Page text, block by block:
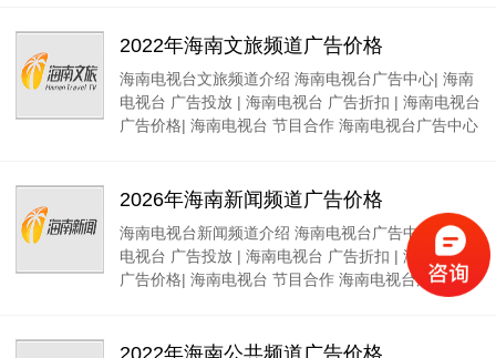
2022年海南文旅频道广告价格
海南电视台文旅频道介绍 海南电视台广告中心| 海南
电视台 广告投放 | 海南电视台 广告折扣 | 海南电视台
广告价格| 海南电视台 节目合作 海南电视台广告中心
2026年海南新闻频道广告价格
海南电视台新闻频道介绍 海南电视台广告中心| 海南
电视台 广告投放 | 海南电视台 广告折扣 | 海南电视台
广告价格| 海南电视台 节目合作 海南电视台广告中心